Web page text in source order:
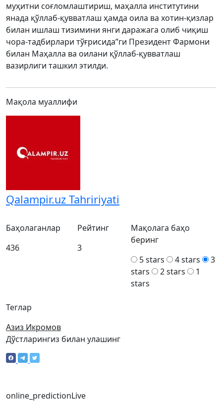
муҳитни соғломлаштириш, маҳалла институтини
янада қўллаб-қувватлаш ҳамда оила ва хотин-қизлар
билан ишлаш тизимини янги даражага олиб чиқиш
чора-тадбирлари тўғрисида”ги Президент Фармони
билан Маҳалла ва оилани қўллаб-қувватлаш
вазирлиги ташкил этилди.
Мақола муаллифи
Qalampir.uz Tahririyati
Теглар
Азиз Икромов
Баҳолаганлар
436
Рейтинг
3
Мақолага баҳо
беринг
5 stars
4 stars
3
stars
2 stars
1
stars
Дўстларингиз билан улашинг
online_predictionLive